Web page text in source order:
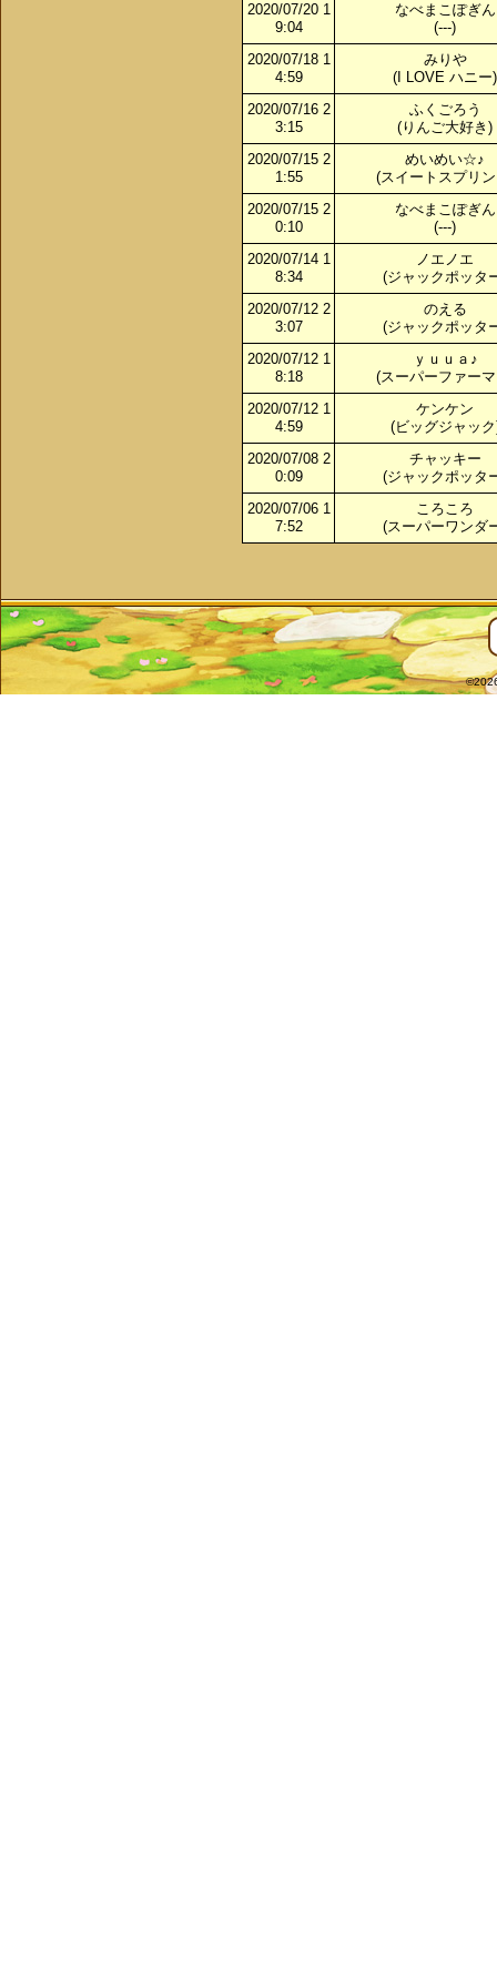
2020/07/20 1
9:04
なべまこぽぎん
(---)
2020/07/18 1
4:59
みりや
(I LOVE ハニー)
2020/07/16 2
3:15
ふくごろう
(りんご大好き)
2020/07/15 2
1:55
めいめい☆♪
(スイートスプリ
2020/07/15 2
0:10
なべまこぽぎん
(---)
2020/07/14 1
8:34
ノエノエ
(ジャックポッタ
2020/07/12 2
3:07
のえる
(ジャックポッタ
2020/07/12 1
8:18
ｙｕｕａ♪
(スーパーファー
2020/07/12 1
4:59
ケンケン
(ビッグジャッ
2020/07/08 2
0:09
チャッキー
(ジャックポッタ
2020/07/06 1
7:52
ころころ
(スーパーワンダ